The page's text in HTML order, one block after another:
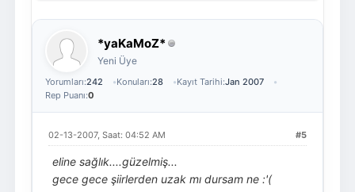
*yaKaMoZ*
Yeni Üye
Yorumları:242 Konuları:28 Kayıt Tarihi:Jan 2007
Rep Puanı:0
#5
02-13-2007, Saat: 04:52 AM
eline sağlık....güzelmiş...
gece gece şiirlerden uzak mı dursam ne :'(